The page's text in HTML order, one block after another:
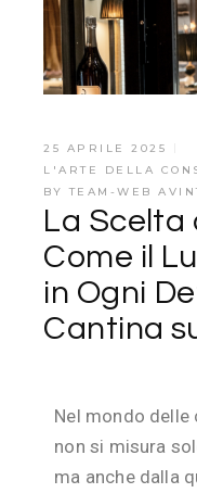
25 APRILE 2025
L'ARTE DELLA
BYTEAM-WEB
La Scelta
Come il
in Ogni
Cantina
Nel mondo delle
non si misura
ma anche dalla